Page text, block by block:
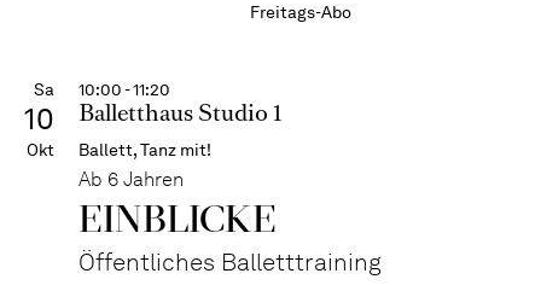
Freitags-Abo
Sa
10
Okt
10:00 - 11:20
Balletthaus Studio 1
Ballett, Tanz mit!
Ab 6 Jahren
EIN­BLICKE
Öffentliches Balletttraining